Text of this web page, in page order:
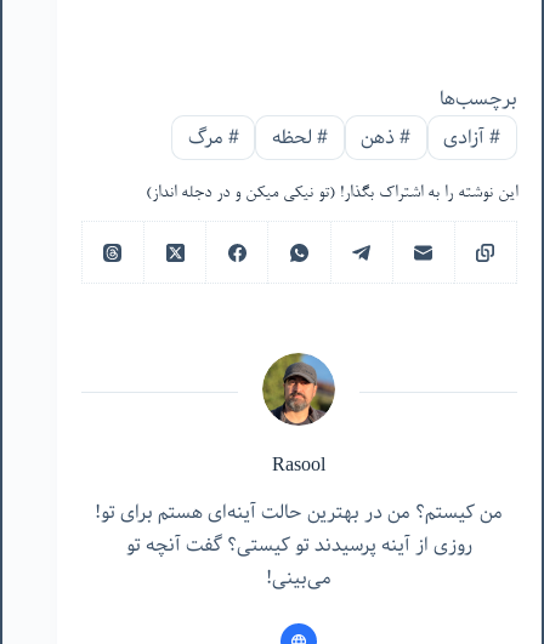
برچسب‌ها
#آزادی #ذهن #لحظه #مرگ
این نوشته را به اشتراک بگذار! (تو نیکی میکن و در دجله انداز)
Rasool
من کیستم؟ من در بهترین حالت آینه‌ای هستم برای تو!
روزی از آینه پرسیدند تو کیستی؟ گفت آنچه تو
می‌بینی!